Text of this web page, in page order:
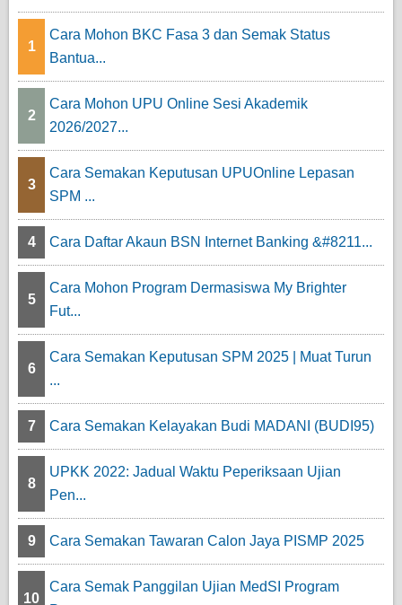
1
Cara Mohon BKC Fasa 3 dan Semak Status
Bantua...
2
Cara Mohon UPU Online Sesi Akademik
2026/2027...
3
Cara Semakan Keputusan UPUOnline Lepasan
SPM ...
4 Cara Daftar Akaun BSN Internet Banking &#8211...
5
Cara Mohon Program Dermasiswa My Brighter
Fut...
6
Cara Semakan Keputusan SPM 2025 | Muat Turun
...
7 Cara Semakan Kelayakan Budi MADANI (BUDI95)
8
UPKK 2022: Jadual Waktu Peperiksaan Ujian
Pen...
9 Cara Semakan Tawaran Calon Jaya PISMP 2025
10
Cara Semak Panggilan Ujian MedSI Program